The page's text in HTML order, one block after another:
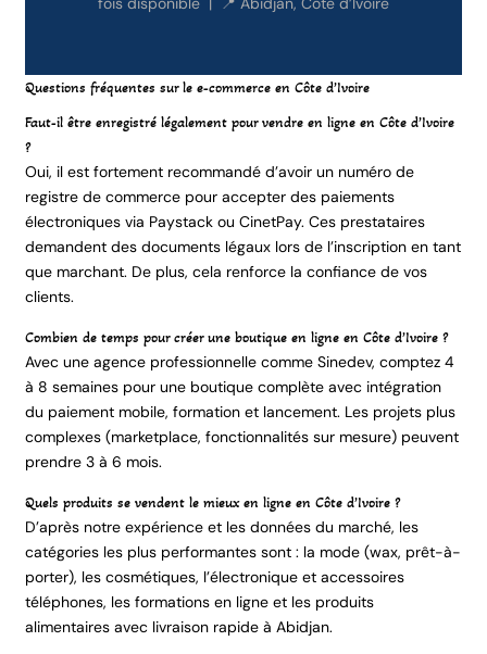
Questions fréquentes sur le e-commerce en Côte d’Ivoire
Faut-il être enregistré légalement pour vendre en ligne en Côte d’Ivoire
?
Oui, il est fortement recommandé d’avoir un numéro de
registre de commerce pour accepter des paiements
électroniques via Paystack ou CinetPay. Ces prestataires
demandent des documents légaux lors de l’inscription en tant
que marchant. De plus, cela renforce la confiance de vos
clients.
Combien de temps pour créer une boutique en ligne en Côte d’Ivoire ?
Avec une agence professionnelle comme Sinedev, comptez 4
à 8 semaines pour une boutique complète avec intégration
du paiement mobile, formation et lancement. Les projets plus
complexes (marketplace, fonctionnalités sur mesure) peuvent
prendre 3 à 6 mois.
Quels produits se vendent le mieux en ligne en Côte d’Ivoire ?
D’après notre expérience et les données du marché, les
catégories les plus performantes sont : la mode (wax, prêt-à-
porter), les cosmétiques, l’électronique et accessoires
téléphones, les formations en ligne et les produits
alimentaires avec livraison rapide à Abidjan.